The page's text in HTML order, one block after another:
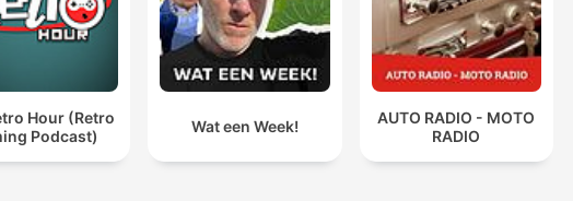
Hour (Retro
Podcast)
Wat een Week!
AUTO RADIO - MOTO
RADIO